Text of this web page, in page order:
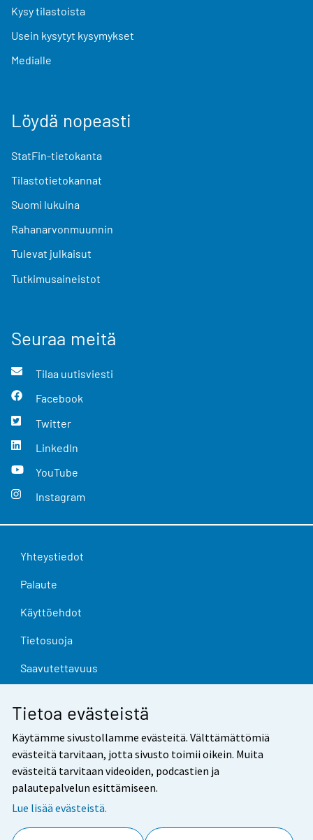
Tietoa evästeistä
Käytämme sivustollamme evästeitä. Välttämättömiä
evästeitä tarvitaan, jotta sivusto toimii oikein. Muita
evästeitä tarvitaan videoiden, podcastien ja
palautepalvelun esittämiseen.
Lue lisää evästeistä.
Kysy tilastoista
Usein kysytyt kysymykset
Medialle
Löydä nopeasti
StatFin-tietokanta
Tilastotietokannat
Suomi lukuina
Rahanarvonmuunnin
Tulevat julkaisut
Tutkimusaineistot
Seuraa meitä
Tilaa uutisviesti
Facebook
Twitter
LinkedIn
YouTube
Instagram
Yhteystiedot
Palaute
Käyttöehdot
Tietosuoja
Saavutettavuus
Evästeasetukset